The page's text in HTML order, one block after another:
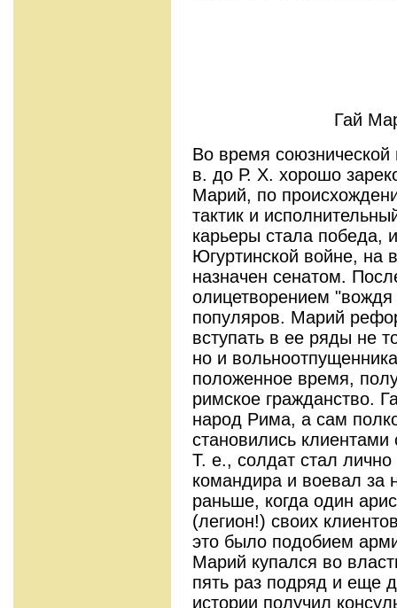
Гай
Во время союзнической
в. до Р. Х. хорошо
Марий, по
тактик и
карьеры стала
Югуртинской войне, на
назначен сенатом.
олицетворением
популяров. Марий
вступать в ее ряды не
но и
положенное время,
римское гражданство.
народ Рима, а сам
становились
Т. е., солдат стал лично
командира и воевал за
раньше, когда один
(легион!) своих
это было подобием
Марий купался во
пять раз подряд и еще
истории получил